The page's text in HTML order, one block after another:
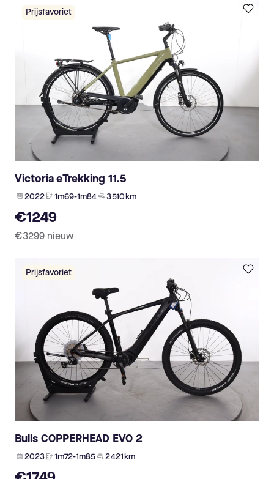
Prijsfavoriet
Victoria eTrekking 11.5
2022 1m69-1m84 3 510 km
€1249
€3299 nieuw
Prijsfavoriet
Bulls COPPERHEAD EVO 2
2023 1m72-1m85 2 421 km